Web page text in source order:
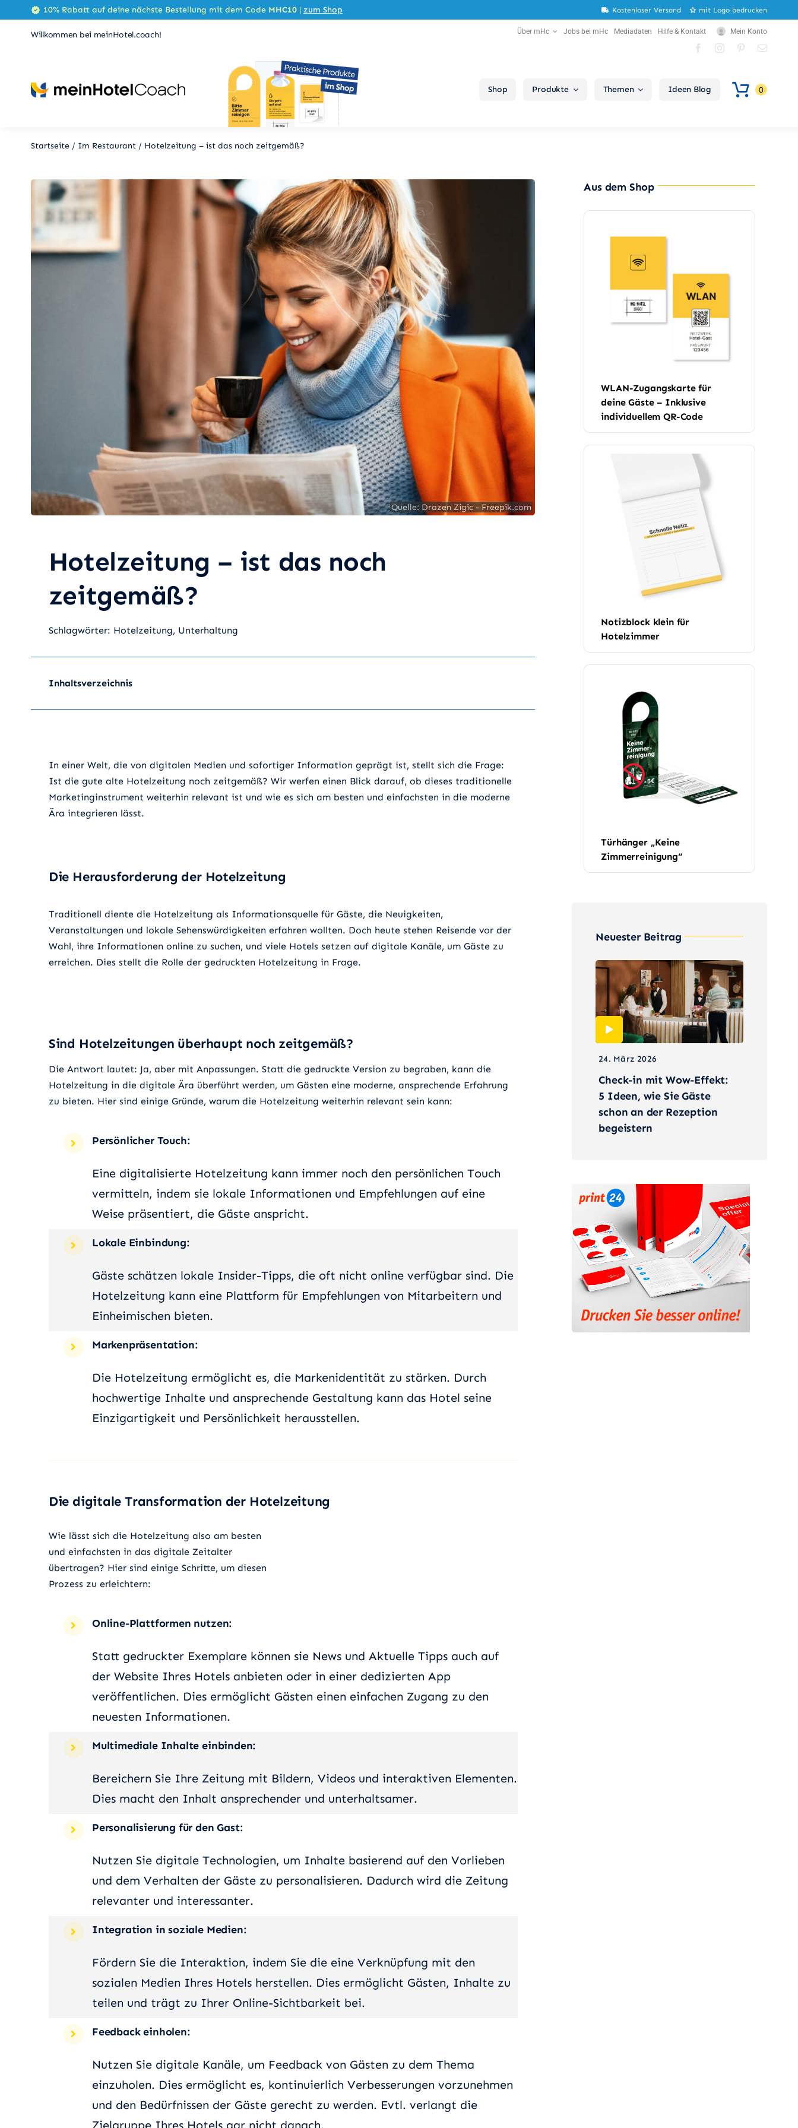
Inhalt
springen
10% Rabatt auf deine nächste Bestellung mit dem Code MHC10| zum Shop Kostenloser Versand mit Logo bedrucken
Willkommen bei meinHotel.coach! Über mHc Jobs bei mHc Mediadaten Hilfe & Kontakt Mein Konto
Shop Produkte Themen Ideen Blog 0
Startseite/ Im Restaurant/ Hotelzeitung – ist das noch zeitgemäß?
Quelle: Drazen Zigic - Freepik.com
Hotelzeitung – ist das noch
zeitgemäß?
Schlagwörter: Hotelzeitung, Unterhaltung
Inhaltsverzeichnis
In einer Welt, die von digitalen Medien und sofortiger Information geprägt ist, stellt sich die Frage:
Ist die gute alte Hotelzeitung noch zeitgemäß? Wir werfen einen Blick darauf, ob dieses traditionelle
Marketinginstrument weiterhin relevant ist und wie es sich am besten und einfachsten in die moderne
Ära integrieren lässt.
Die Herausforderung der Hotelzeitung
Traditionell diente die Hotelzeitung als Informationsquelle für Gäste, die Neuigkeiten,
Veranstaltungen und lokale Sehenswürdigkeiten erfahren wollten. Doch heute stehen Reisende vor der
Wahl, ihre Informationen online zu suchen, und viele Hotels setzen auf digitale Kanäle, um Gäste zu
erreichen. Dies stellt die Rolle der gedruckten Hotelzeitung in Frage.
Sind Hotelzeitungen überhaupt noch zeitgemäß?
Die Antwort lautet: Ja, aber mit Anpassungen. Statt die gedruckte Version zu begraben, kann die
Hotelzeitung in die digitale Ära überführt werden, um Gästen eine moderne, ansprechende Erfahrung
zu bieten. Hier sind einige Gründe, warum die Hotelzeitung weiterhin relevant sein kann:
Persönlicher Touch:
Eine digitalisierte Hotelzeitung kann immer noch den persönlichen Touch
vermitteln, indem sie lokale Informationen und Empfehlungen auf eine
Weise präsentiert, die Gäste anspricht.
Lokale Einbindung:
Gäste schätzen lokale Insider-Tipps, die oft nicht online verfügbar sind. Die
Hotelzeitung kann eine Plattform für Empfehlungen von Mitarbeitern und
Einheimischen bieten.
Markenpräsentation:
Die Hotelzeitung ermöglicht es, die Markenidentität zu stärken. Durch
hochwertige Inhalte und ansprechende Gestaltung kann das Hotel seine
Einzigartigkeit und Persönlichkeit herausstellen.
Die digitale Transformation der Hotelzeitung
Wie lässt sich die Hotelzeitung also am besten
und einfachsten in das digitale Zeitalter
übertragen? Hier sind einige Schritte, um diesen
Prozess zu erleichtern:
Online-Plattformen nutzen:
Statt gedruckter Exemplare können sie News und Aktuelle Tipps auch auf
der Website Ihres Hotels anbieten oder in einer dedizierten App
veröffentlichen. Dies ermöglicht Gästen einen einfachen Zugang zu den
neuesten Informationen.
Multimediale Inhalte einbinden:
Bereichern Sie Ihre Zeitung mit Bildern, Videos und interaktiven Elementen.
Dies macht den Inhalt ansprechender und unterhaltsamer.
Personalisierung für den Gast:
Nutzen Sie digitale Technologien, um Inhalte basierend auf den Vorlieben
und dem Verhalten der Gäste zu personalisieren. Dadurch wird die Zeitung
relevanter und interessanter.
Integration in soziale Medien:
Fördern Sie die Interaktion, indem Sie die eine Verknüpfung mit den
sozialen Medien Ihres Hotels herstellen. Dies ermöglicht Gästen, Inhalte zu
teilen und trägt zu Ihrer Online-Sichtbarkeit bei.
Feedback einholen:
Nutzen Sie digitale Kanäle, um Feedback von Gästen zu dem Thema
einzuholen. Dies ermöglicht es, kontinuierlich Verbesserungen vorzunehmen
und den Bedürfnissen der Gäste gerecht zu werden. Evtl. verlangt die
Zielgruppe Ihres Hotels gar nicht danach.
Aus dem Shop
WLAN-Zugangskarte für
deine Gäste – Inklusive
individuellem QR-Code
Notizblock klein für
Hotelzimmer
Türhänger „Keine
Zimmerreinigung“
Neuester Beitrag
24. März 2026
Check-in mit Wow-Effekt:
5 Ideen, wie Sie Gäste
schon an der Rezeption
begeistern